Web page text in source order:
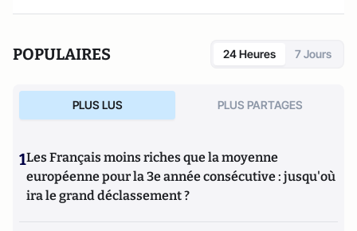
POPULAIRES 24 Heures 7 Jours
PLUS LUS PLUS PARTAGES
1Les Français moins riches que la moyenne
européenne pour la 3e année consécutive : jusqu'où
ira le grand déclassement ?